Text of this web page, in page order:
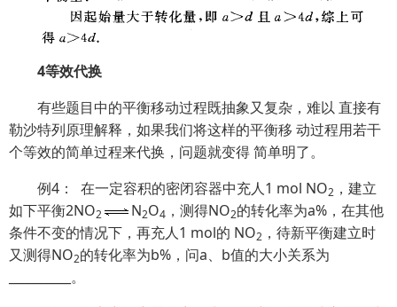
4等效代换
有些题目中的平衡移动过程既抽象又复杂，难以 直接有
勒沙特列原理解释，如果我们将这样的平衡移 动过程用若干
个等效的简单过程来代换，问题就变得 简单明了。
例4： 在一定容积的密闭容器中充人1 mol NO2 ，建立
如下平衡2NO2 N2O4 ，测得NO2的转化率为a%，在其他
条件不变的情况下，再充人1 mol的 NO2 ，待新平衡建立时
又测得NO2的转化率为b%，问a、b值的大小关系为
__________。